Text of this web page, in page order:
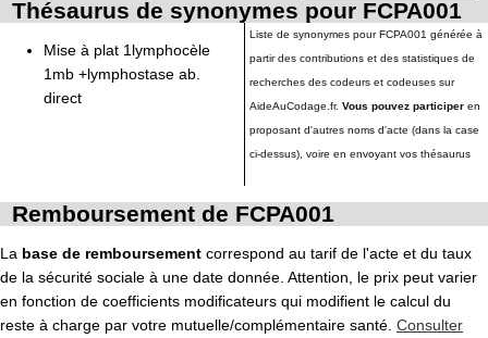
Thésaurus de synonymes pour FCPA001
Mise à plat 1lymphocèle
1mb +lymphostase ab.
direct
Liste de synonymes pour FCPA001 générée à
partir des contributions et des statistiques de
recherches des codeurs et codeuses sur
AideAuCodage.fr. Vous pouvez participer en
proposant d'autres noms d'acte (dans la case
ci-dessus), voire en envoyant vos thésaurus
Remboursement de FCPA001
La base de remboursement correspond au tarif de l'acte et du taux
de la sécurité sociale à une date donnée. Attention, le prix peut varier
en fonction de coefficients modificateurs qui modifient le calcul du
reste à charge par votre mutuelle/complémentaire santé. Consulter